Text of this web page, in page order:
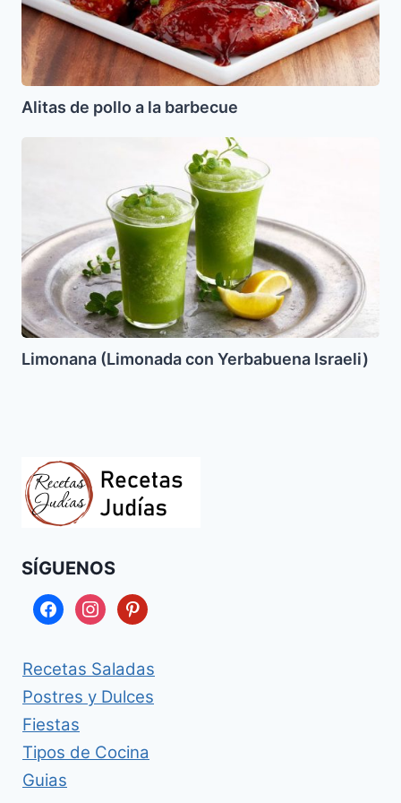
Alitas de pollo a la barbecue
Israeli)
Limonana (Limonada con Yerbabuena Israeli)
SÍGUENOS
facebookinstagrampinterest
Recetas Saladas
Postres y Dulces
Fiestas
Tipos de Cocina
Guias